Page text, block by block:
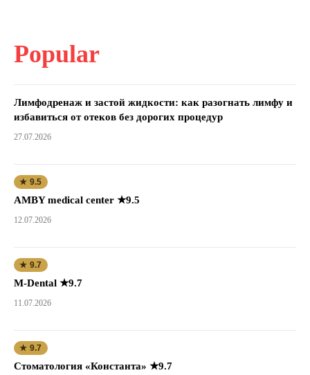
Popular
Лимфодренаж и застой жидкости: как разогнать лимфу и
избавиться от отеков без дорогих процедур
27.07.2026
★ 9.5
AMBY medical center ★9.5
12.07.2026
★ 9.7
M-Dental ★9.7
11.07.2026
★ 9.7
Стоматология «Константа» ★9.7